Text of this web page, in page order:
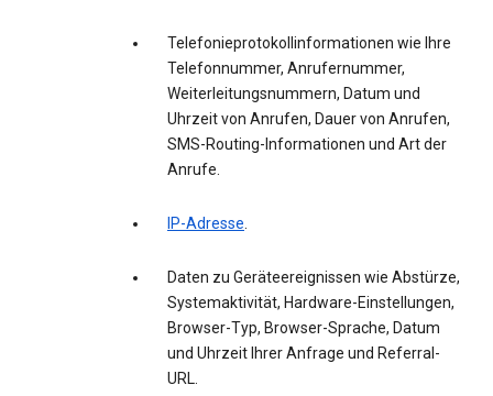
Telefonieprotokollinformationen wie Ihre
Telefonnummer, Anrufernummer,
Weiterleitungsnummern, Datum und
Uhrzeit von Anrufen, Dauer von Anrufen,
SMS-Routing-Informationen und Art der
Anrufe.
IP-Adresse.
Daten zu Geräteereignissen wie Abstürze,
Systemaktivität, Hardware-Einstellungen,
Browser-Typ, Browser-Sprache, Datum
und Uhrzeit Ihrer Anfrage und Referral-
URL.